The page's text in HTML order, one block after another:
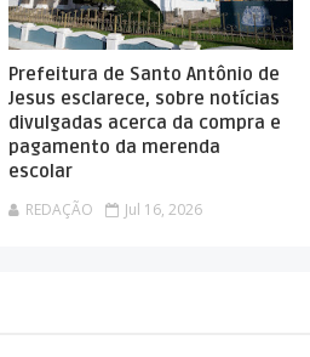
Prefeitura de Santo Antônio de
Jesus esclarece, sobre notícias
divulgadas acerca da compra e
pagamento da merenda
escolar
REDAÇÃO Jul 16, 2026